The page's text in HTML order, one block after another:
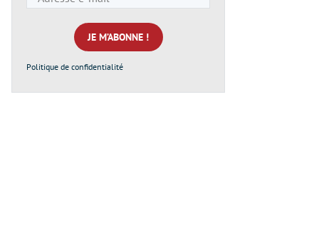
e-
mail
*
Politique de confidentialité